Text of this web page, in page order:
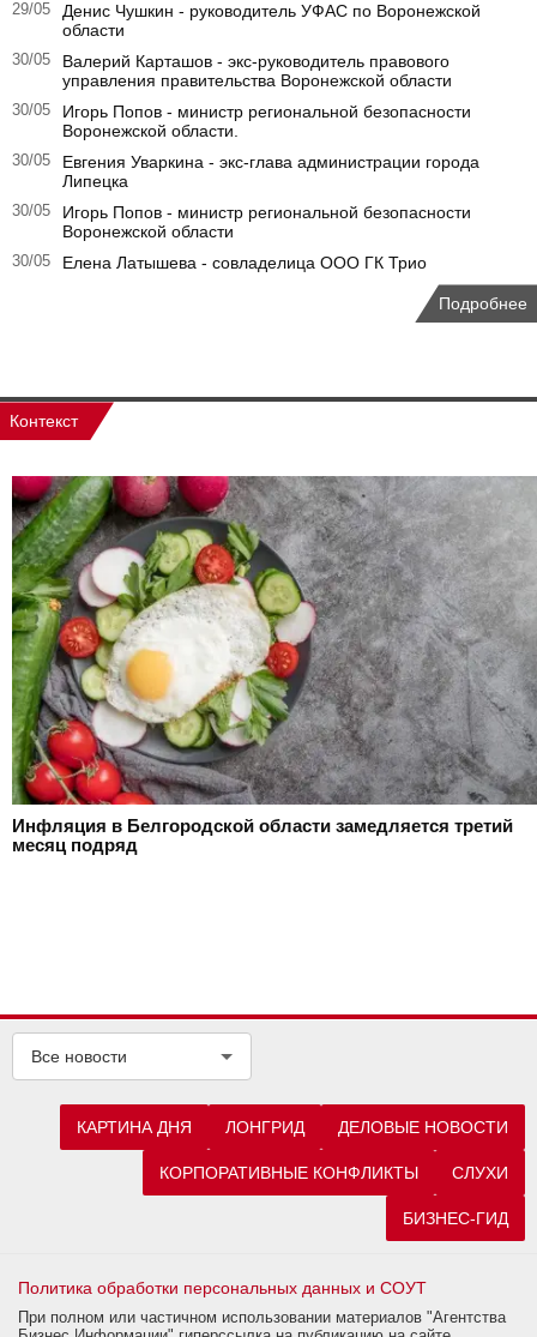
29/05
Денис Чушкин - руководитель УФАС по Воронежской
области
30/05
Валерий Карташов - экс-руководитель правового
управления правительства Воронежской области
30/05
Игорь Попов - министр региональной безопасности
Воронежской области.
30/05
Евгения Уваркина - экс-глава администрации города
Липецка
30/05
Игорь Попов - министр региональной безопасности
Воронежской области
30/05 Елена Латышева - совладелица ООО ГК Трио
Подробнее
Контекст
Инфляция в Белгородской области замедляется третий
месяц подряд
Все новости
КАРТИНА ДНЯ ЛОНГРИД ДЕЛОВЫЕ НОВОСТИ
КОРПОРАТИВНЫЕ КОНФЛИКТЫ СЛУХИ
БИЗНЕС-ГИД
Политика обработки персональных данных и СОУТ
При полном или частичном использовании материалов "Агентства